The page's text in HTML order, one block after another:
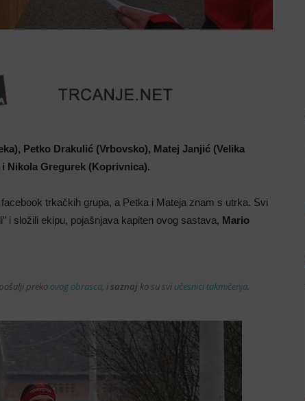
Petko Drakulić (Vrbovsko), Matej Janjić (Velika
Nikola Gregurek (Koprivnica).
trkačkih grupa, a Petka i Mateja znam s utrka. Svi
i složili ekipu, pojašnjava kapiten ovog sastava, Mario
pošalji preko ovog obrasca, isaznajko su svi učesnici takmičenja.